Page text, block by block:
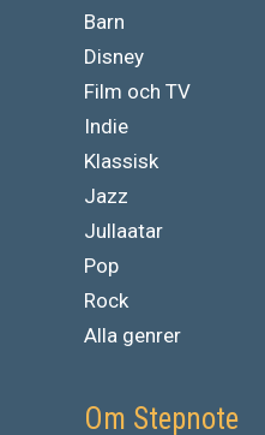
Barn
Disney
Film och TV
Indie
Klassisk
Jazz
Jullaatar
Pop
Rock
Alla genrer
Om Stepnote